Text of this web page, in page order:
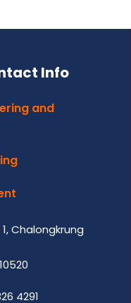
Info
and
Chalongkrung
4291